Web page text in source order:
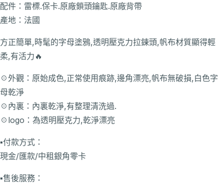
配件：雷標.保卡.原廠鎖頭鑰匙.原廠背帶
產地：法國
方正簡單,時髦的字母塗鴉,透明壓克力拉鍊頭,帆布材質顯得輕
柔,有活力🔥
☉外觀：原始成色,正常使用痕跡,邊角漂亮,帆布無破損,白色字
母乾淨
☉內裏：內裏乾淨,有整理清洗過.
☉logo：為透明壓克力,乾淨漂亮
▪️付款方式：
現金/匯款/中租銀角零卡
▪️售後服務：